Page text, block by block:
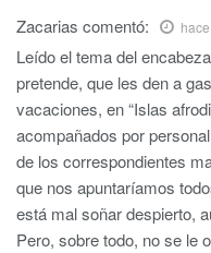
Zacarias comentó:
Leído el tema del
pretende, que les den a
vacaciones, en “Islas
acompañados por
de los correspondientes
que nos apuntaríamos
está mal soñar despierto,
Pero, sobre todo, no se le